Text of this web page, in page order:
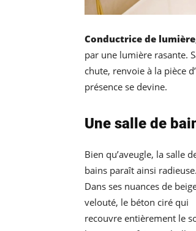
Conductrice de
par une lumière rasante.
chute, renvoie à la pièce
présence se devine.
Une salle de
Bien qu’aveugle, la salle
bains paraît ainsi radieuse.
Dans ses nuances de
velouté, le béton ciré qui
recouvre entièrement le